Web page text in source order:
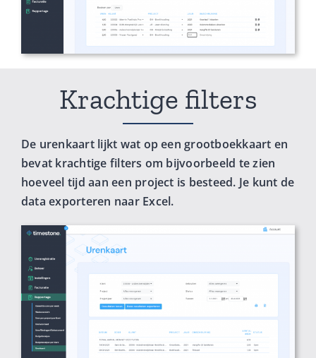
Krachtige filters
De urenkaart lijkt wat op een grootboekkaart en
bevat krachtige filters om bijvoorbeeld te zien
hoeveel tijd aan een project is besteed. Je kunt de
data exporteren naar Excel.